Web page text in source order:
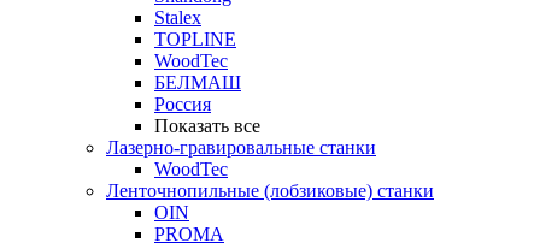
Stalex
TOPLINE
WoodTec
БЕЛМАШ
Россия
Показать все
Лазерно-гравировальные станки
WoodTec
Ленточнопильные (лобзиковые) станки
OIN
PROMA